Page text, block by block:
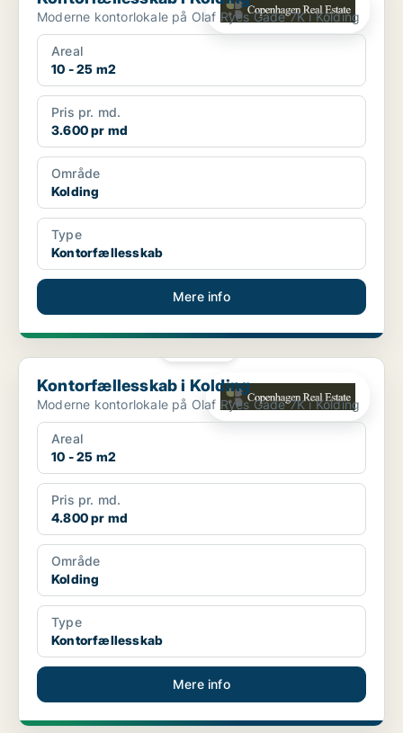
Moderne kontorlokale på Olaf Ryes Gade 7K i Kolding
Areal
10 - 25 m2
Pris pr. md.
3.600 pr md
Område
Kolding
Type
Kontorfællesskab
Mere info
Kontorfællesskab i Kolding
Kontorfællesskab i Kolding
Moderne kontorlokale på Olaf Ryes Gade 7K i Kolding
Areal
10 - 25 m2
Pris pr. md.
4.800 pr md
Område
Kolding
Type
Kontorfællesskab
Mere info